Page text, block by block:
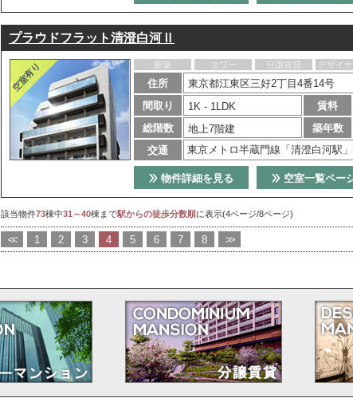
プラウドフラット清澄白河Ⅱ
新築 タワー 分譲賃貸 デザイ
住所
東京都江東区三好2丁目4番14号
間取り
1K - 1LDK 賃料
総階数
地上7階建 築年数
交通
東京メトロ半蔵門線「清澄白河駅
空室一覧ペー
物件詳細を見る
該当物件73棟中31～40棟まで駅からの徒歩分数順に表示(4ページ/8ページ)
<< 1 2 3 4 5 6 7 8 >>